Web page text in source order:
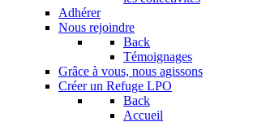
Adhérer
Nous rejoindre
Back
Témoignages
Grâce à vous, nous agissons
Créer un Refuge LPO
Back
Accueil